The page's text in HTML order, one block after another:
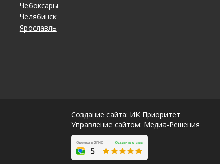
Чебоксары
Челябинск
Ярославль
Создание сайта: ИК Приоритет
Управление сайтом: Медиа-Решения